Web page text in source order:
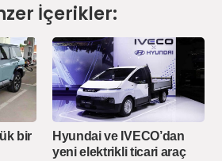
İçerikler:
bir
Hyundai ve IVECO’dan
yeni elektrikli ticari araç